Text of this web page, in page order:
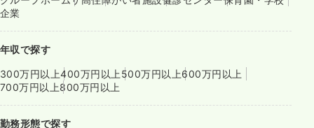
企業
年収で探す
300万円以上400万円以上 500万円以上600万円以上
700万円以上800万円以上
勤務形態で探す